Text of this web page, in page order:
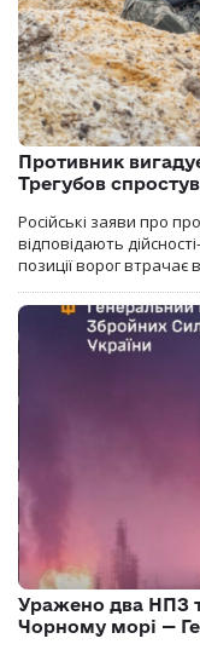
Противник
Трегубов
Російські заяви про
відповідають
позиції ворог втрачає
Уражено два НПЗ
Чорному морі —